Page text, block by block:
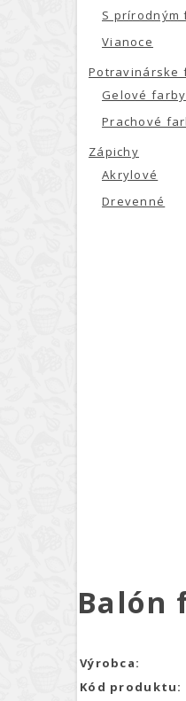
S prírodným
Vianoce
Potravinárske
Gelové
Prachové
Zápichy
Akrylové
Drevenné
Balón
Výrobca:
Kód produktu: